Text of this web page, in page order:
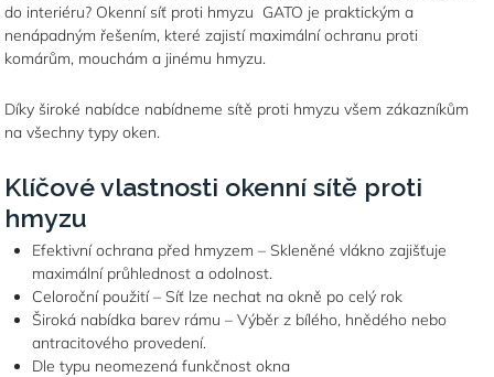
do interiéru? Okenní síť proti hmyzu GATO je praktickým a
nenápadným řešením, které zajistí maximální ochranu proti
komárům, mouchám a jinému hmyzu.
Díky široké nabídce nabídneme sítě proti hmyzu všem zákazníkům
na všechny typy oken.
Klíčové vlastnosti okenní sítě proti
hmyzu
Efektivní ochrana před hmyzem – Skleněné vlákno zajišťuje
maximální průhlednost a odolnost.
Celoroční použití – Síť lze nechat na okně po celý rok
Široká nabídka barev rámu – Výběr z bílého, hnědého nebo
antracitového provedení.
Dle typu neomezená funkčnost okna